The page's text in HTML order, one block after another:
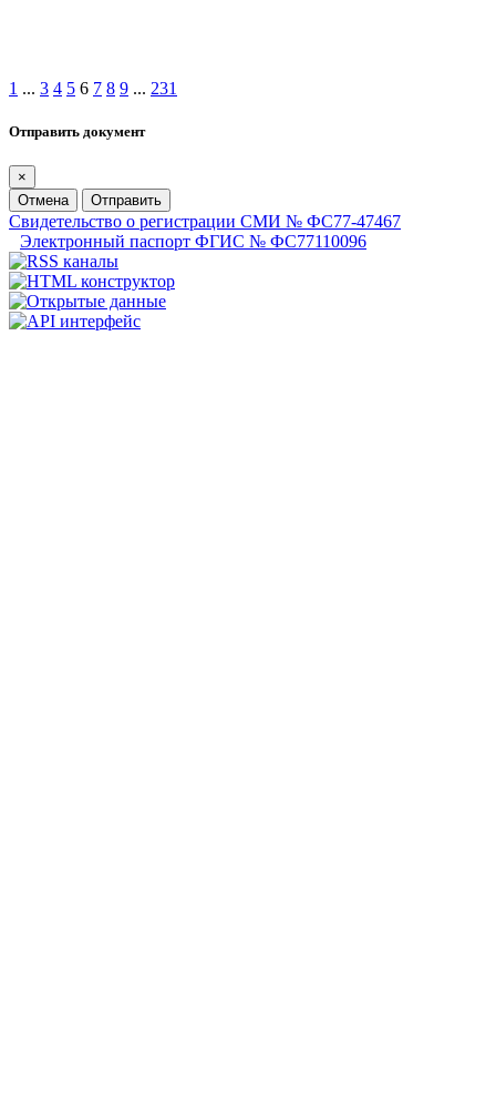
1 ... 3 4 5 6 7 8 9 ... 231
Отправить документ
×
Отмена
Отправить
Свидетельство о регистрации СМИ № ФС77-47467
Электронный паспорт ФГИС № ФС77110096